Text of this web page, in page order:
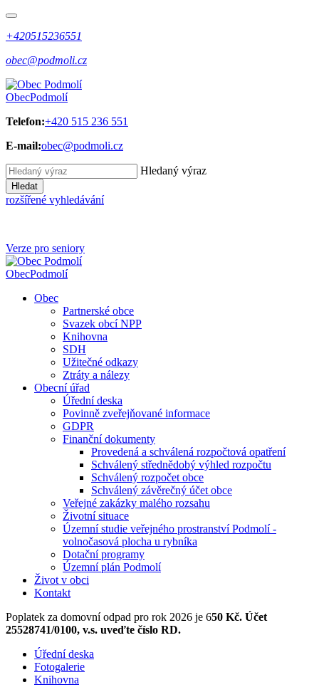
+420515236551
obec@podmoli.cz
ObecPodmolí
Telefon:+420 515 236 551
E-mail:obec@podmoli.cz
Hledaný výraz
Hledat
rozšířené vyhledávání
Verze pro seniory
ObecPodmolí
Obec
Partnerské obce
Svazek obcí NPP
Knihovna
SDH
Užitečné odkazy
Ztráty a nálezy
Obecní úřad
Úřední deska
Povinně zveřejňované informace
GDPR
Finanční dokumenty
Provedená a schválená rozpočtová opatření
Schválený střednědobý výhled rozpočtu
Schválený rozpočet obce
Schválený závěrečný účet obce
Veřejné zakázky malého rozsahu
Životní situace
Územní studie veřejného prostranství Podmolí -
volnočasová plocha u rybníka
Dotační programy
Územní plán Podmolí
Život v obci
Kontakt
Poplatek za domovní odpad pro rok 2026 je 650 Kč. Účet
25528741/0100, v.s. uveďte číslo RD.
Úřední deska
Fotogalerie
Knihovna